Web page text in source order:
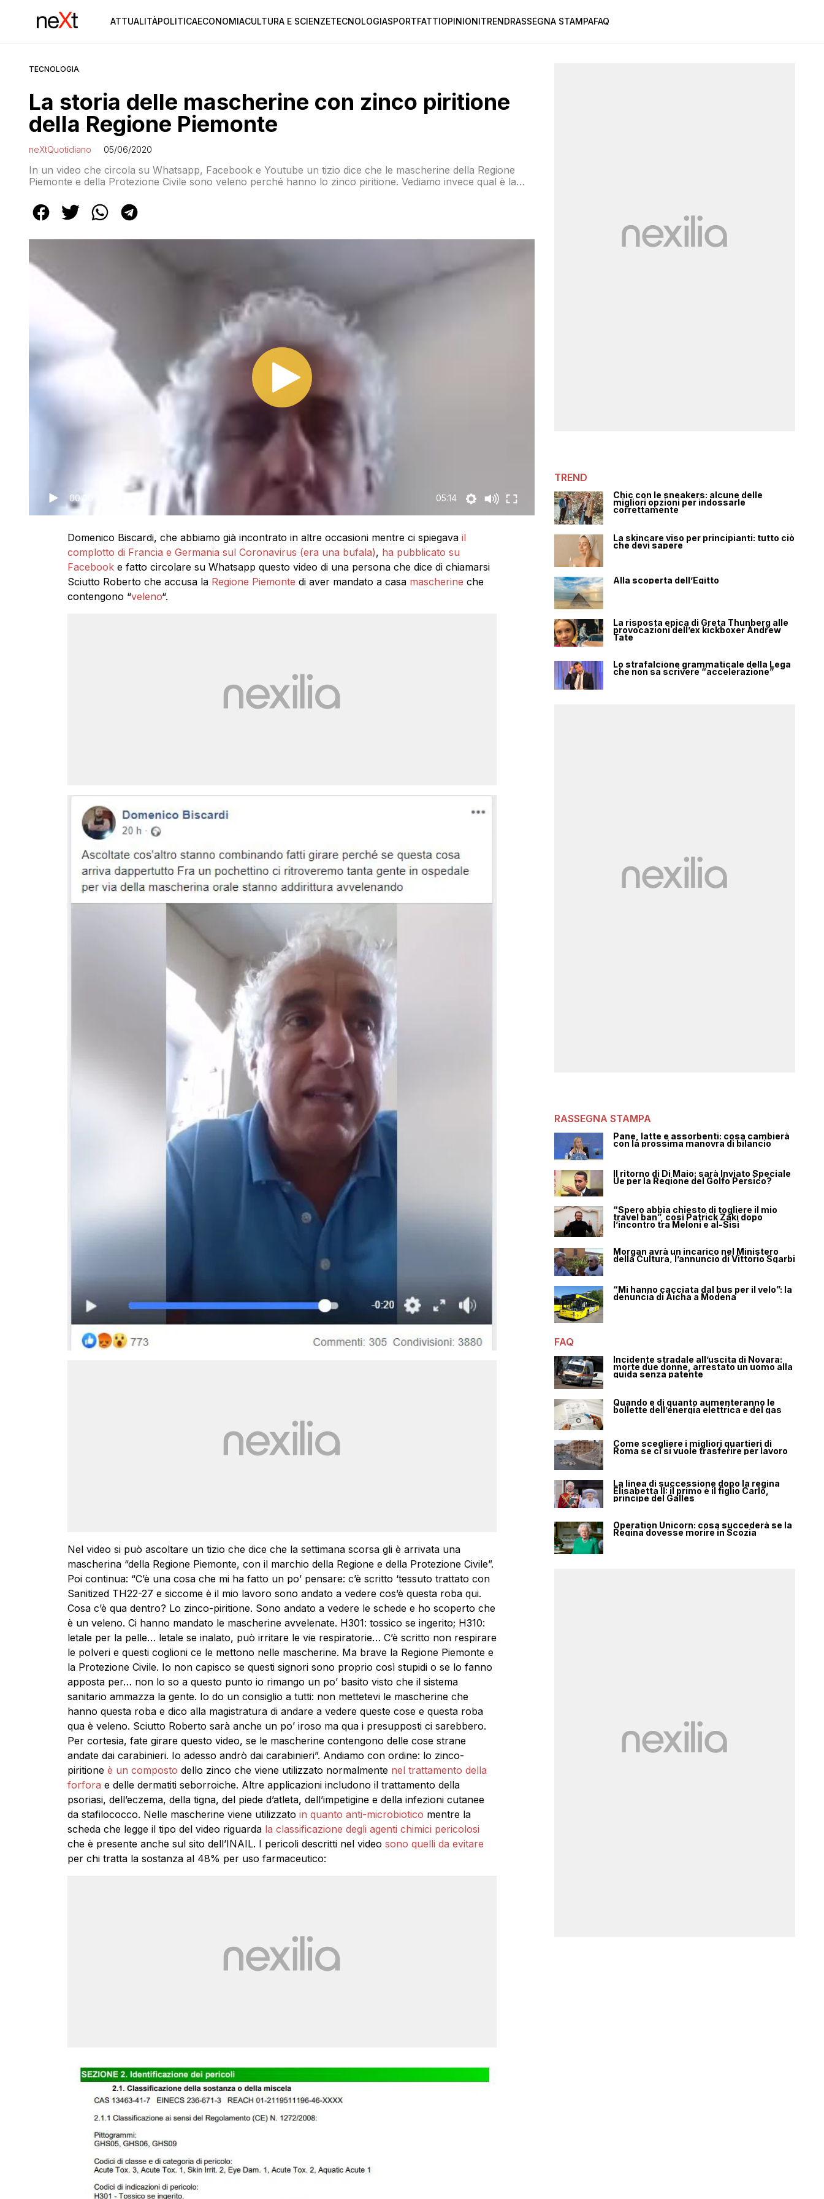
ATTUALITÀPOLITICAECONOMIACULTURA E SCIENZETECNOLOGIASPORTFATTIOPINIONITRENDRASSEGNA STAMPAFAQ
TECNOLOGIA
La storia delle mascherine con zinco piritione
della Regione Piemonte
neXtQuotidiano 05/06/2020
In un video che circola su Whatsapp, Facebook e Youtube un tizio dice che le mascherine della Regione
Piemonte e della Protezione Civile sono veleno perché hanno lo zinco piritione. Vediamo invece qual è la
00:00 05:14
Domenico Biscardi, che abbiamo già incontrato in altre occasioni mentre ci spiegavail
complotto di Francia e Germania sul Coronavirus (era una bufala), ha pubblicato su
Facebooke fatto circolare su Whatsapp questo video di una persona che dice di chiamarsi
Sciutto Roberto che accusa la Regione Piemonte di aver mandato a casa mascherine che
contengono “veleno“.
Nel video si può ascoltare un tizio che dice che la settimana scorsa gli è arrivata una
mascherina “della Regione Piemonte, con il marchio della Regione e della Protezione Civile”.
Poi continua: “C’è una cosa che mi ha fatto un po’ pensare: c’è scritto ‘tessuto trattato con
Sanitized TH22-27 e siccome è il mio lavoro sono andato a vedere cos’è questa roba qui.
Cosa c’è qua dentro? Lo zinco-piritione. Sono andato a vedere le schede e ho scoperto che
è un veleno. Ci hanno mandato le mascherine avvelenate. H301: tossico se ingerito; H310:
letale per la pelle… letale se inalato, può irritare le vie respiratorie… C’è scritto non respirare
le polveri e questi coglioni ce le mettono nelle mascherine. Ma brave la Regione Piemonte e
la Protezione Civile. Io non capisco se questi signori sono proprio così stupidi o se lo fanno
apposta per… non lo so a questo punto io rimango un po’ basito visto che il sistema
sanitario ammazza la gente. Io do un consiglio a tutti: non mettetevi le mascherine che
hanno questa roba e dico alla magistratura di andare a vedere queste cose e questa roba
qua è veleno. Sciutto Roberto sarà anche un po’ iroso ma qua i presupposti ci sarebbero.
Per cortesia, fate girare questo video, se le mascherine contengono delle cose strane
andate dai carabinieri. Io adesso andrò dai carabinieri”. Andiamo con ordine: lo zinco-
piritione è un composto dello zinco che viene utilizzato normalmente nel trattamento della
forfora e delle dermatiti seborroiche. Altre applicazioni includono il trattamento della
psoriasi, dell’eczema, della tigna, del piede d’atleta, dell’impetigine e della infezioni cutanee
da stafilococco. Nelle mascherine viene utilizzato in quanto anti-microbiotico mentre la
scheda che legge il tipo del video riguardala classificazione degli agenti chimici pericolosi
che è presente anche sul sito dell’INAIL. I pericoli descritti nel video sono quelli da evitare
per chi tratta la sostanza al 48% per uso farmaceutico:
TREND
Chic con le sneakers: alcune delle
migliori opzioni per indossarle
correttamente
La skincare viso per principianti: tutto ciò
che devi sapere
Alla scoperta dell’Egitto
La risposta epica di Greta Thunberg alle
provocazioni dell’ex kickboxer Andrew
Tate
Lo strafalcione grammaticale della Lega
che non sa scrivere “accelerazione”
RASSEGNA STAMPA
Pane, latte e assorbenti: cosa cambierà
con la prossima manovra di bilancio
Il ritorno di Di Maio: sarà Inviato Speciale
Ue per la Regione del Golfo Persico?
“Spero abbia chiesto di togliere il mio
travel ban”, così Patrick Zaki dopo
l’incontro tra Meloni e al-Sisi
Morgan avrà un incarico nel Ministero
della Cultura, l’annuncio di Vittorio Sgarbi
“Mi hanno cacciata dal bus per il velo”: la
denuncia di Aicha a Modena
FAQ
Incidente stradale all’uscita di Novara:
morte due donne, arrestato un uomo alla
guida senza patente
Quando e di quanto aumenteranno le
bollette dell’energia elettrica e del gas
Come scegliere i migliori quartieri di
Roma se ci si vuole trasferire per lavoro
La linea di successione dopo la regina
Elisabetta II: il primo è il figlio Carlo,
principe del Galles
Operation Unicorn: cosa succederà se la
Regina dovesse morire in Scozia